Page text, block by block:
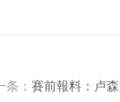
条： 賽前報料：卢